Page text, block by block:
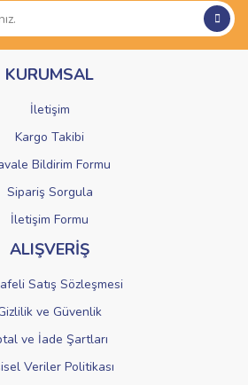
eksik bilgiler bulunuyor.
bulunuyor.
daha pahalı.
Gönder
KURUMSAL
İletişim
Kargo Takibi
Bildirim Formu
Sipariş Sorgula
İletişim Formu
ALIŞVERİŞ
Satış Sözleşmesi
ve Güvenlik
ve İade Şartları
Veriler Politikası